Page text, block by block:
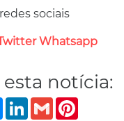
sociais
Whatsapp
notícia:
Messenger
LinkedIn
Gmail